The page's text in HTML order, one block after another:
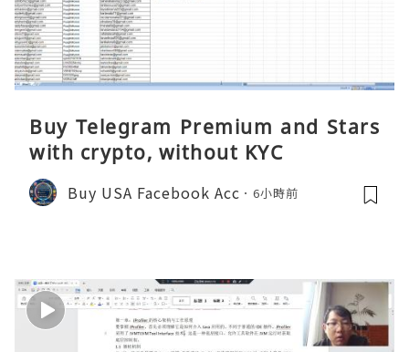
Buy Telegram Premium and Stars
with crypto, without KYC
Buy USA Facebook Acc 6小時前